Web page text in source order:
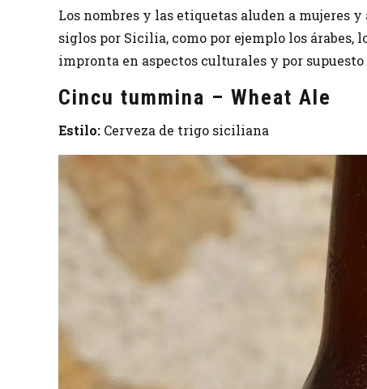
Los nombres y las etiquetas aluden a mujeres
siglos por Sicilia, como por ejemplo los árabes,
impronta en aspectos culturales y por
Cincu tummina – Wheat Ale
Estilo: Cerveza de trigo siciliana